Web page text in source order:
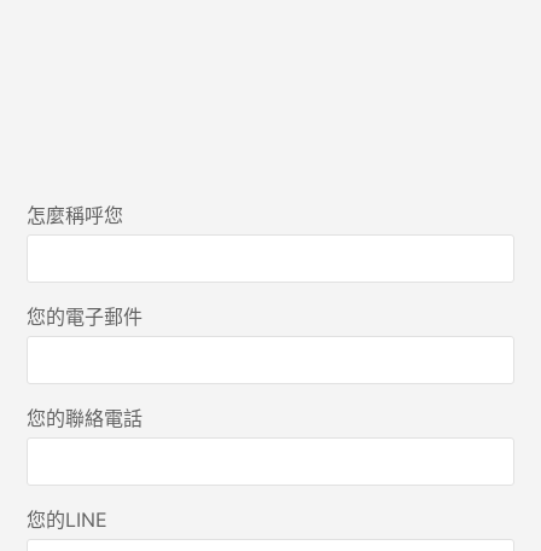
怎麼稱呼您
您的電子郵件
您的聯絡電話
您的LINE